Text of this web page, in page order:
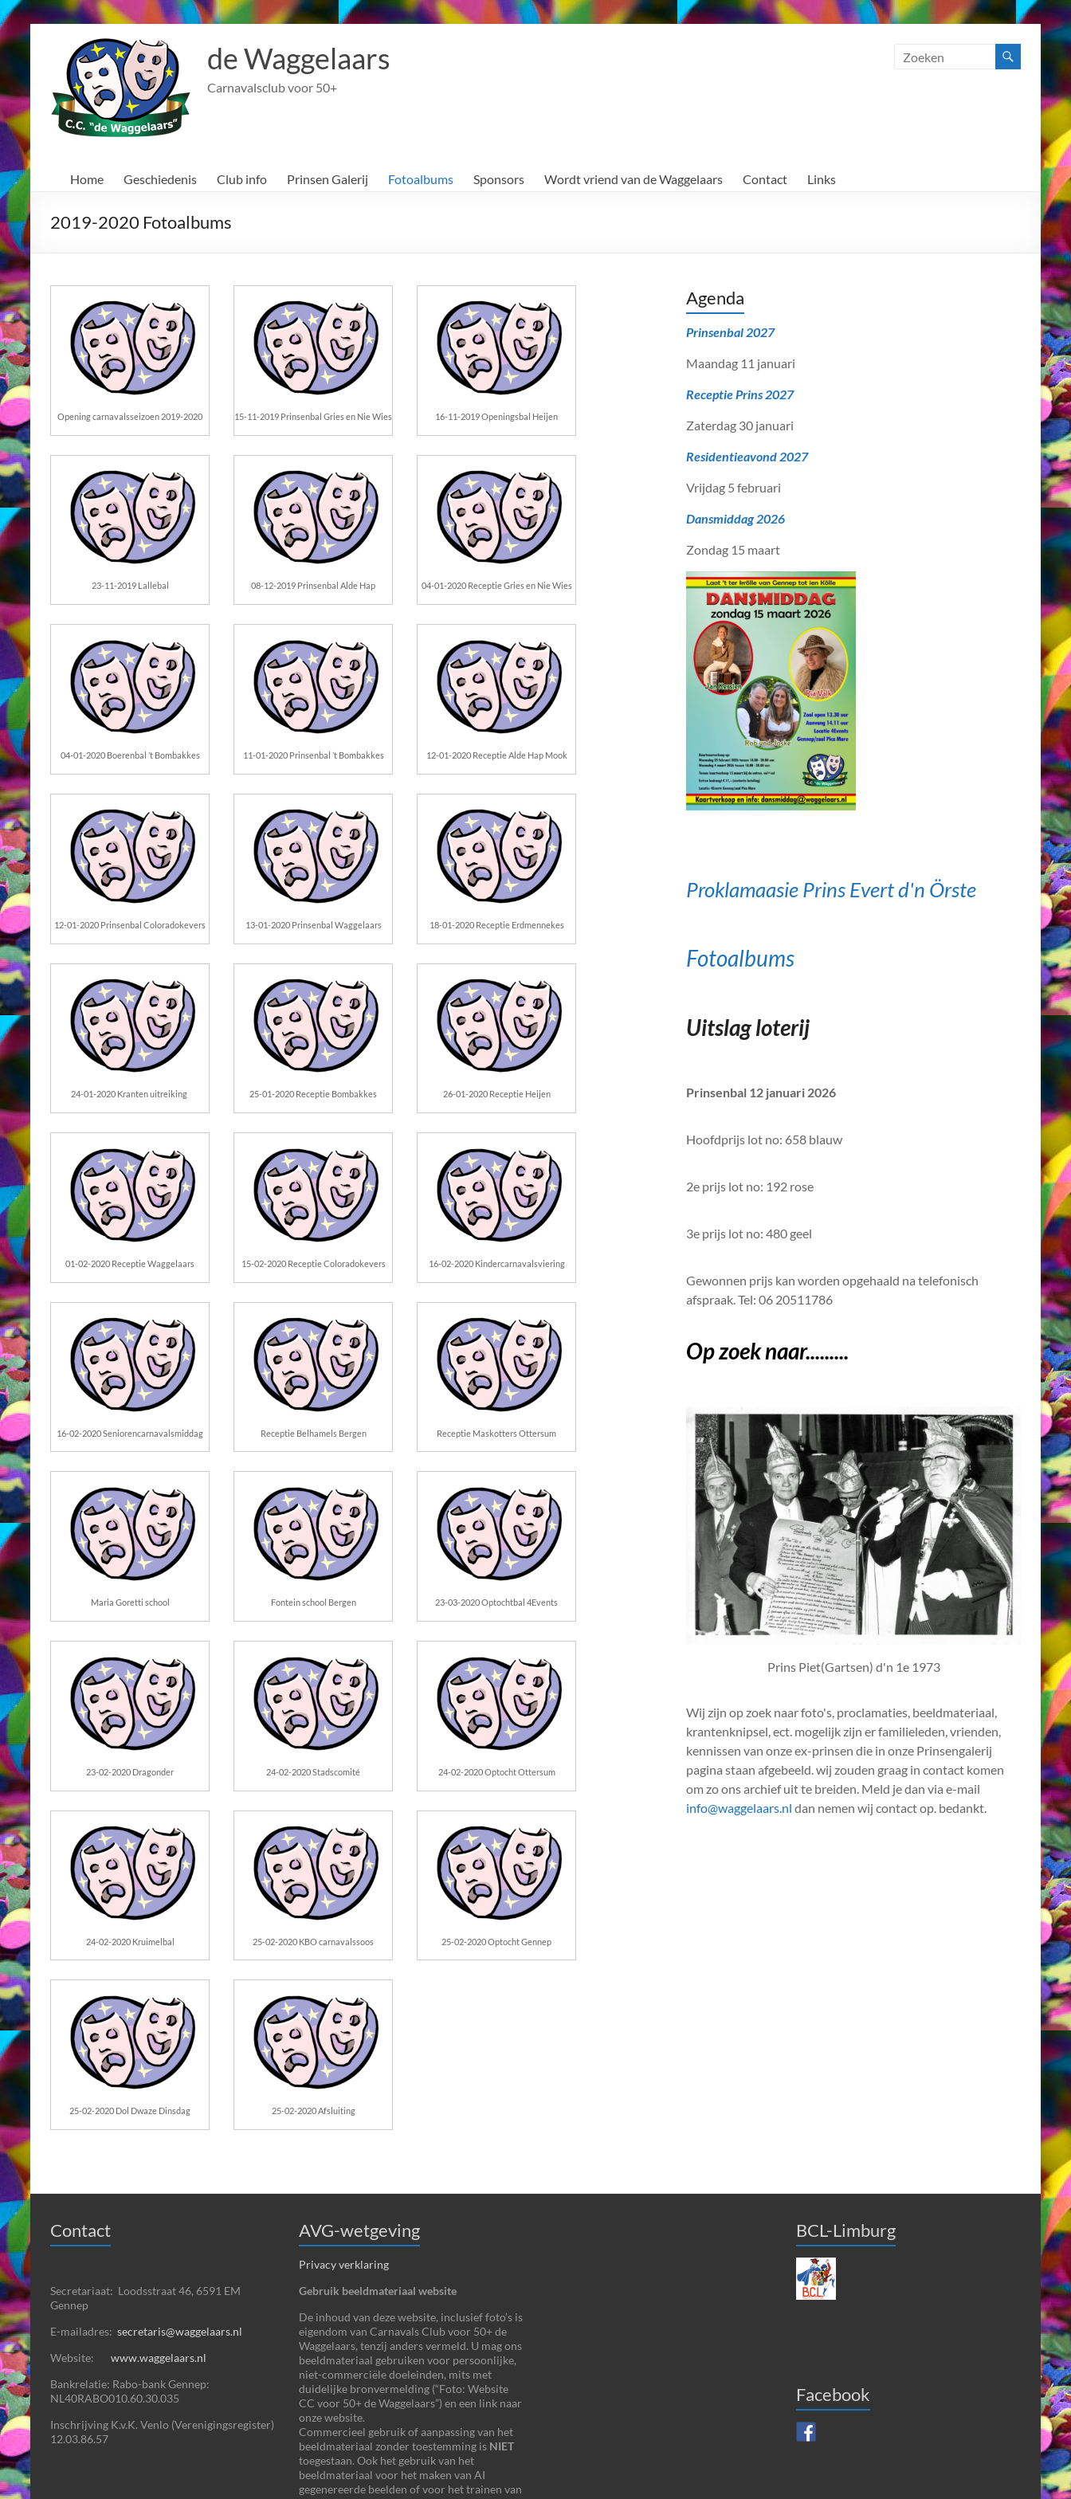
Ga
naar
inhoud
de Waggelaars
Carnavalsclub voor 50+
Home Geschiedenis Club info Prinsen Galerij Fotoalbums Sponsors Wordt vriend van de Waggelaars Contact Links
2019-2020 Fotoalbums
Opening carnavalsseizoen 2019-2020 15-11-2019 Prinsenbal Gries en Nie Wies 16-11-2019 Openingsbal Heijen
23-11-2019 Lallebal 08-12-2019 Prinsenbal Alde Hap 04-01-2020 Receptie Gries en Nie Wies
04-01-2020 Boerenbal ’t Bombakkes 11-01-2020 Prinsenbal ’t Bombakkes 12-01-2020 Receptie Alde Hap Mook
12-01-2020 Prinsenbal Coloradokevers 13-01-2020 Prinsenbal Waggelaars 18-01-2020 Receptie Erdmennekes
24-01-2020 Kranten uitreiking 25-01-2020 Receptie Bombakkes 26-01-2020 Receptie Heijen
01-02-2020 Receptie Waggelaars 15-02-2020 Receptie Coloradokevers 16-02-2020 Kindercarnavalsviering
16-02-2020 Seniorencarnavalsmiddag Receptie Belhamels Bergen Receptie Maskotters Ottersum
Maria Goretti school Fontein school Bergen 23-03-2020 Optochtbal 4Events
23-02-2020 Dragonder 24-02-2020 Stadscomité 24-02-2020 Optocht Ottersum
24-02-2020 Kruimelbal 25-02-2020 KBO carnavalssoos 25-02-2020 Optocht Gennep
25-02-2020 Dol Dwaze Dinsdag 25-02-2020 Afsluiting
Agenda
Prinsenbal 2027
Maandag 11 januari
Receptie Prins 2027
Zaterdag 30 januari
Residentieavond 2027
Vrijdag 5 februari
Dansmiddag 2026
Zondag 15 maart
Proklamaasie Prins Evert d'n Örste
Fotoalbums
Uitslag loterij
Prinsenbal 12 januari 2026
Hoofdprijs lot no: 658 blauw
2e prijs lot no: 192 rose
3e prijs lot no: 480 geel
Gewonnen prijs kan worden opgehaald na telefonisch
afspraak. Tel: 06 20511786
Op zoek naar.........
Prins Piet(Gartsen) d'n 1e 1973
Wij zijn op zoek naar foto's, proclamaties, beeldmateriaal,
krantenknipsel, ect. mogelijk zijn er familieleden, vrienden,
kennissen van onze ex-prinsen die in onze Prinsengalerij
pagina staan afgebeeld. wij zouden graag in contact komen
om zo ons archief uit te breiden. Meld je dan via e-mail
info@waggelaars.nl dan nemen wij contact op. bedankt.
Contact
Secretariaat: Loodsstraat 46, 6591 EM
Gennep
E-mailadres: secretaris@waggelaars.nl
Website: www.waggelaars.nl
Bankrelatie: Rabo-bank Gennep:
NL40RABO010.60.30.035
Inschrijving K.v.K. Venlo (Verenigingsregister)
12.03.86.57
AVG-wetgeving
Privacy verklaring
Gebruik beeldmateriaal website
De inhoud van deze website, inclusief foto’s is
eigendom van Carnavals Club voor 50+ de
Waggelaars, tenzij anders vermeld. U mag ons
beeldmateriaal gebruiken voor persoonlijke,
niet-commerciële doeleinden, mits met
duidelijke bronvermelding (“Foto: Website
CC voor 50+ de Waggelaars”) en een link naar
onze website.
Commercieel gebruik of aanpassing van het
beeldmateriaal zonder toestemming is NIET
toegestaan. Ook het gebruik van het
beeldmateriaal voor het maken van AI
gegenereerde beelden of voor het trainen van
BCL-Limburg
Facebook